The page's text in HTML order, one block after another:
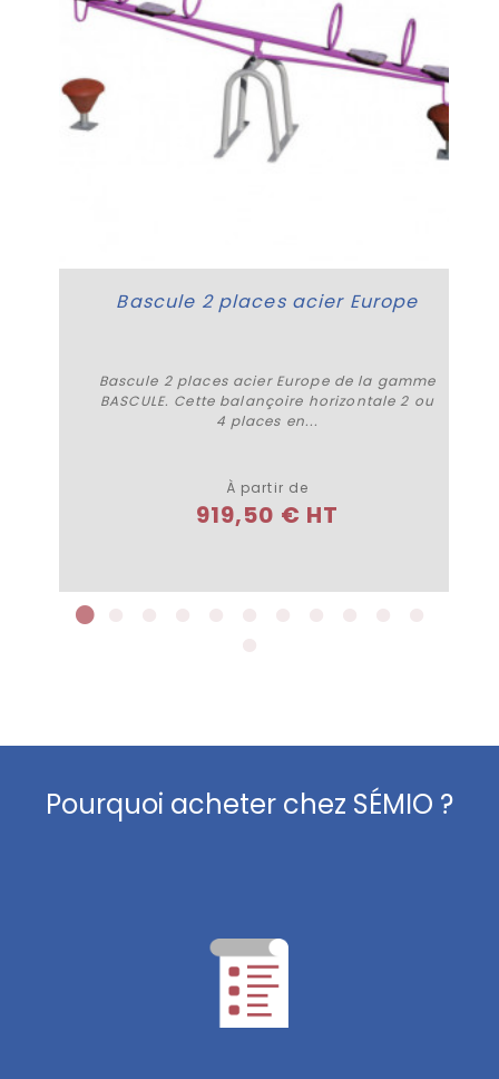
Bascule 2 places acier Europe
Bascule 2 places acier Europe de la gamme
BASCULE. Cette balançoire horizontale 2 ou
4 places en...
À partir de
919,50 € HT
Pourquoi acheter chez SÉMIO ?